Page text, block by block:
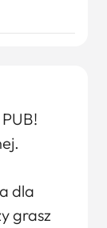
dla
grasz